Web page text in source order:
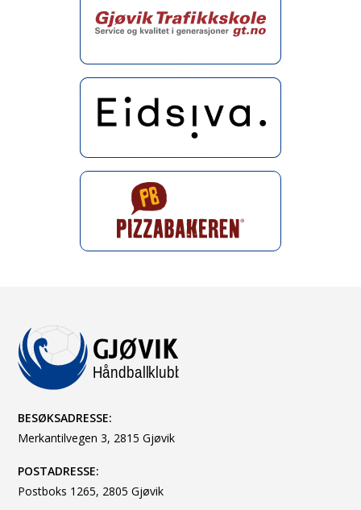
BESØKSADRESSE:
Merkantilvegen 3, 2815 Gjøvik
POSTADRESSE:
Postboks 1265, 2805 Gjøvik